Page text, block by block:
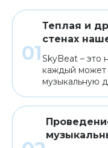
Теплая и
стенах
SkyBeat – это
каждый может
музыкальную